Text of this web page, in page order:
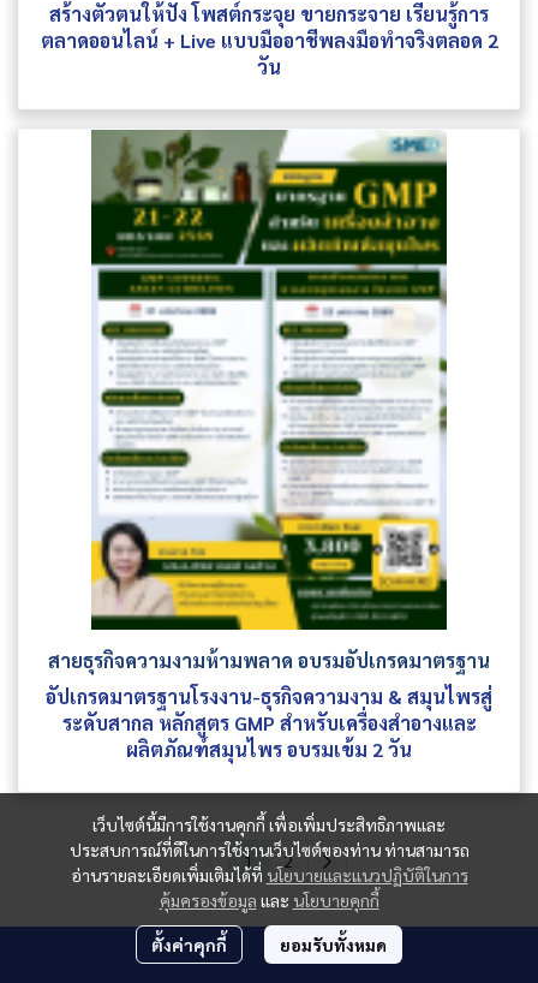
สร้างตัวตนให้ปัง โพสต์กระจุย ขายกระจาย เรียนรู้การ
ตลาดออนไลน์ + Live แบบมืออาชีพลงมือทำจริงตลอด 2
วัน
สายธุรกิจความงามห้ามพลาด อบรมอัปเกรดมาตรฐาน
อัปเกรดมาตรฐานโรงงาน-ธุรกิจความงาม & สมุนไพรสู่
ระดับสากล หลักสูตร GMP สำหรับเครื่องสำอางและ
ผลิตภัณฑ์สมุนไพร อบรมเข้ม 2 วัน
1 2
เว็บไซต์นี้มีการใช้งานคุกกี้ เพื่อเพิ่มประสิทธิภาพและ
ประสบการณ์ที่ดีในการใช้งานเว็บไซต์ของท่าน ท่านสามารถ
อ่านรายละเอียดเพิ่มเติมได้ที่ นโยบายและแนวปฏิบัติในการ
คุ้มครองข้อมูล และ นโยบายคุกกี้
ตั้งค่าคุกกี้ ยอมรับทั้งหมด